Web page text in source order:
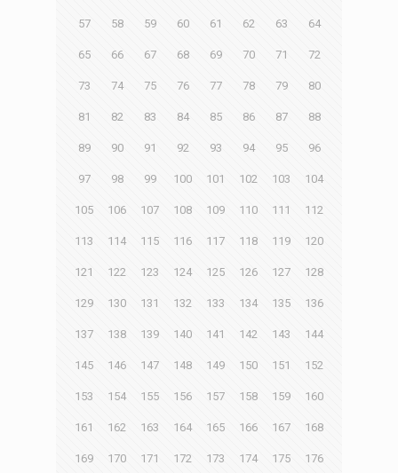
57 58 59 60 61 62 63 64
65 66 67 68 69 70 71 72
73 74 75 76 77 78 79 80
81 82 83 84 85 86 87 88
89 90 91 92 93 94 95 96
97 98 99 100 101 102 103 104
105 106 107 108 109 110 111 112
113 114 115 116 117 118 119 120
121 122 123 124 125 126 127 128
129 130 131 132 133 134 135 136
137 138 139 140 141 142 143 144
145 146 147 148 149 150 151 152
153 154 155 156 157 158 159 160
161 162 163 164 165 166 167 168
169 170 171 172 173 174 175 176